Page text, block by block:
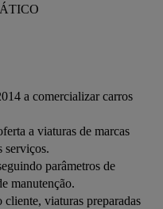
a comercializar carros
a viaturas de marcas
serviços.
parâmetros de
manutenção.
cliente, viaturas preparadas